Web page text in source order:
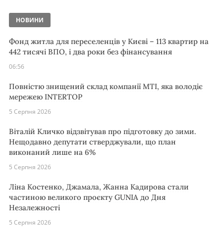
НОВИНИ
Фонд житла для переселенців у Києві – 113 квартир на
442 тисячі ВПО, і два роки без фінансування
06:56
Повністю знищений склад компанії MTI, яка володіє
мережею INTERTOP
5 Серпня 2026
Віталій Кличко відзвітував про підготовку до зими.
Нещодавно депутати стверджували, що план
виконаний лише на 6%
5 Серпня 2026
Ліна Костенко, Джамала, Жанна Кадирова стали
частиною великого проєкту GUNIA до Дня
Незалежності
5 Серпня 2026